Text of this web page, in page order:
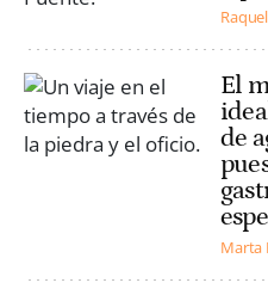
El
de
Marta